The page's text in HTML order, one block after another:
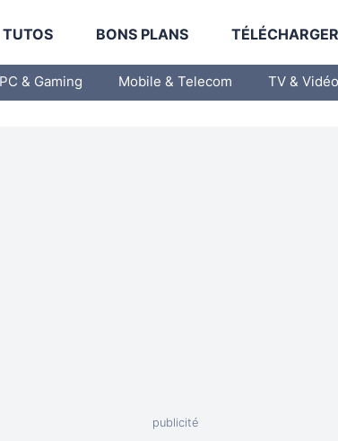
TUTOS BONS PLANS
PC & Gaming Mobile & Telecom TV & Vidéo